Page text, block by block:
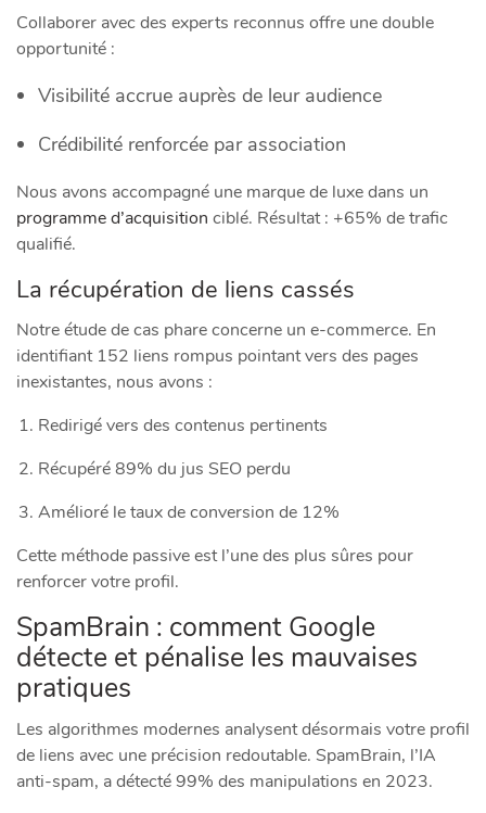
Collaborer avec des experts reconnus offre une double
opportunité :
Visibilité accrue auprès de leur audience
Crédibilité renforcée par association
Nous avons accompagné une marque de luxe dans un
programme d’acquisition ciblé. Résultat : +65% de trafic
qualifié.
La récupération de liens cassés
Notre étude de cas phare concerne un e-commerce. En
identifiant 152 liens rompus pointant vers des pages
inexistantes, nous avons :
Redirigé vers des contenus pertinents
Récupéré 89% du jus SEO perdu
Amélioré le taux de conversion de 12%
Cette méthode passive est l’une des plus sûres pour
renforcer votre profil.
SpamBrain : comment Google
détecte et pénalise les mauvaises
pratiques
Les algorithmes modernes analysent désormais votre profil
de liens avec une précision redoutable. SpamBrain, l’IA
anti-spam, a détecté 99% des manipulations en 2023.